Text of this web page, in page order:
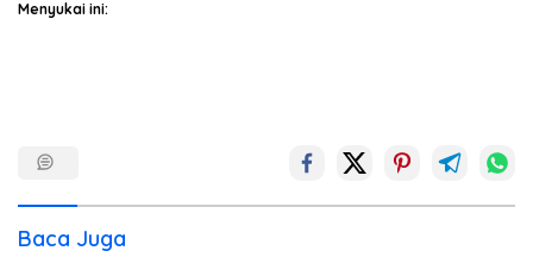
Menyukai ini:
Baca Juga